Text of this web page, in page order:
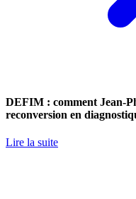
DEFIM : comment Jean-
reconversion en
Lire la suite